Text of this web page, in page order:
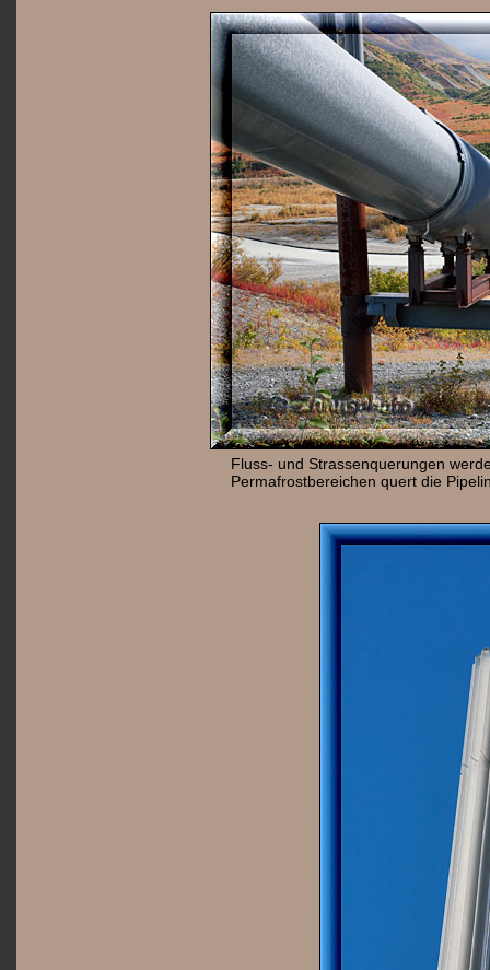
Fluss- und Strassenquerungen
Permafrostbereichen quert die